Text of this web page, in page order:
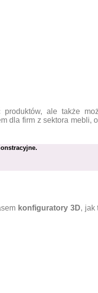
ale także
dla firm z sektora mebli,
konfiguratory 3D, jak